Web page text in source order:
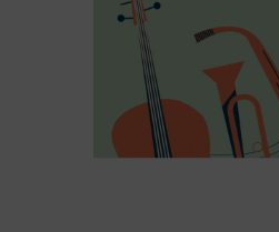
Actualidad